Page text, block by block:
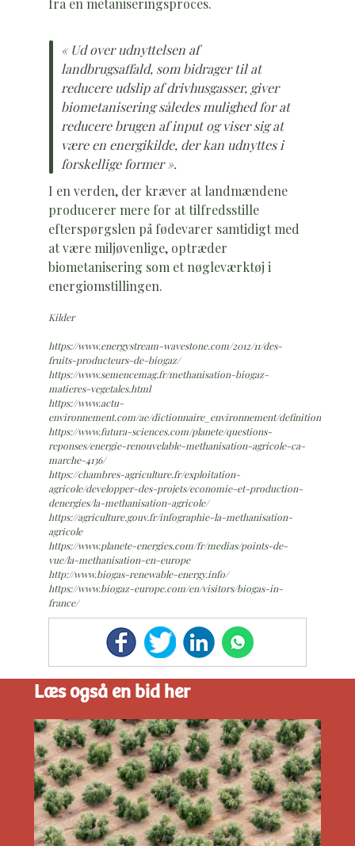
fra en metaniseringsproces.
« Ud over udnyttelsen af
landbrugsaffald, som bidrager til at
reducere udslip af drivhusgasser, giver
biometanisering således mulighed for at
reducere brugen af input og viser sig at
være en energikilde, der kan udnyttes i
forskellige former ».
I en verden, der kræver at landmændene
producerer mere for at tilfredsstille
efterspørgslen på fødevarer samtidigt med
at være miljøvenlige, optræder
biometanisering som et nøgleværktøj i
energiomstillingen.
Kilder
https://www.energystream-wavestone.com/2012/11/des-
fruits-producteurs-de-biogaz/
https://www.semencemag.fr/methanisation-biogaz-
matieres-vegetales.html
https://www.actu-
environnement.com/ae/dictionnaire_environnement/definition/
https://www.futura-sciences.com/planete/questions-
reponses/energie-renouvelable-methanisation-agricole-ca-
marche-4136/
https://chambres-agriculture.fr/exploitation-
agricole/developper-des-projets/economie-et-production-
denergies/la-methanisation-agricole/
https://agriculture.gouv.fr/infographie-la-methanisation-
agricole
https://www.planete-energies.com/fr/medias/points-de-
vue/la-methanisation-en-europe
http://www.biogas-renewable-energy.info/
https://www.biogaz-europe.com/en/visitors/biogas-in-
france/
Læs også en bid her